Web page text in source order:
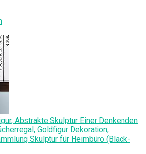
Abstrakte Skulptur Einer Denkenden
Goldfigur Dekoration,
Skulptur für Heimbüro (Black-